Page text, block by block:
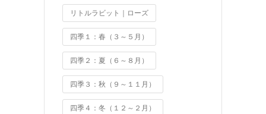
リトルラビット｜ローズ
四季１：春（３～５月）
四季２：夏（６～８月）
四季３：秋（９～１１月）
四季４：冬（１２～２月）